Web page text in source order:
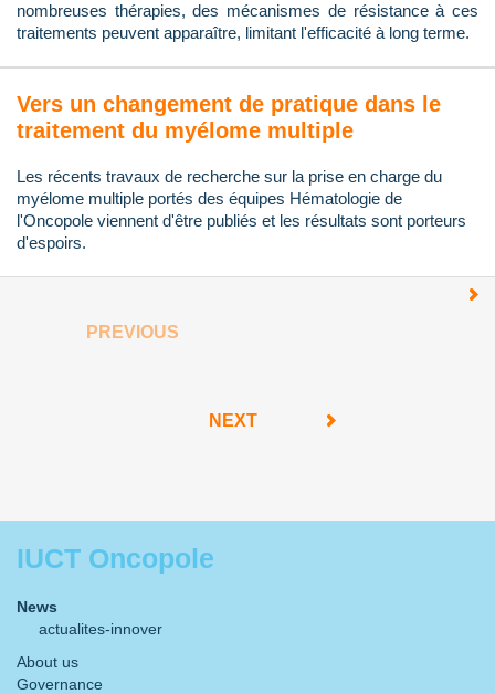
nombreuses thérapies, des mécanismes de résistance à ces
traitements peuvent apparaître, limitant l'efficacité à long terme.
Vers un changement de pratique dans le
traitement du myélome multiple
Les récents travaux de recherche sur la prise en charge du
myélome multiple portés des équipes Hématologie de
l'Oncopole viennent d'être publiés et les résultats sont porteurs
d'espoirs.
PREVIOUS
NEXT
IUCT Oncopole
News
actualites-innover
About us
Governance